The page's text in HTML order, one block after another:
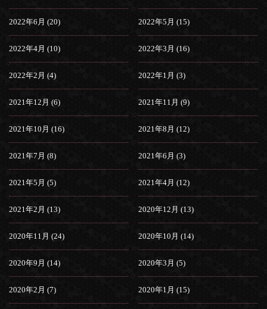
2022年6月 (20) 2022年5月 (15)
2022年4月 (10) 2022年3月 (16)
2022年2月 (4) 2022年1月 (3)
2021年12月 (6) 2021年11月 (9)
2021年10月 (16) 2021年8月 (12)
2021年7月 (8) 2021年6月 (3)
2021年5月 (5) 2021年4月 (12)
2021年2月 (13) 2020年12月 (13)
2020年11月 (24) 2020年10月 (14)
2020年9月 (14) 2020年3月 (5)
2020年2月 (7) 2020年1月 (15)